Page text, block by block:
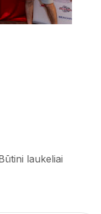
laukeliai